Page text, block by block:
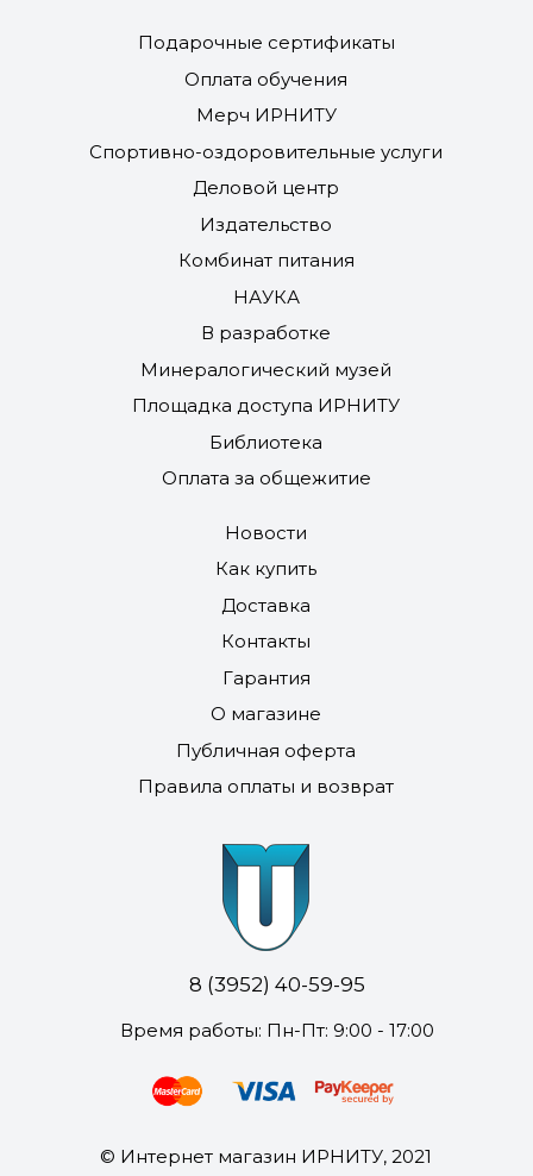
Подарочные сертификаты
Оплата обучения
Мерч ИРНИТУ
Спортивно-оздоровительные услуги
Деловой центр
Издательство
Комбинат питания
НАУКА
В разработке
Минералогический музей
Площадка доступа ИРНИТУ
Библиотека
Оплата за общежитие
Новости
Как купить
Доставка
Контакты
Гарантия
О магазине
Публичная оферта
Правила оплаты и возврат
8 (3952) 40-59-95
Время работы: Пн-Пт: 9:00 - 17:00
© Интернет магазин ИРНИТУ, 2021